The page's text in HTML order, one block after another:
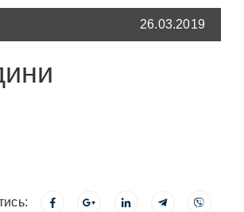
26.03.2019